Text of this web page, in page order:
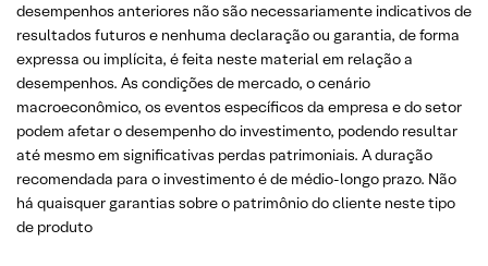
desempenhos anteriores não são necessariamente indicativos de
resultados futuros e nenhuma declaração ou garantia, de forma
expressa ou implícita, é feita neste material em relação a
desempenhos. As condições de mercado, o cenário
macroeconômico, os eventos específicos da empresa e do setor
podem afetar o desempenho do investimento, podendo resultar
até mesmo em significativas perdas patrimoniais. A duração
recomendada para o investimento é de médio-longo prazo. Não
há quaisquer garantias sobre o patrimônio do cliente neste tipo
de produto